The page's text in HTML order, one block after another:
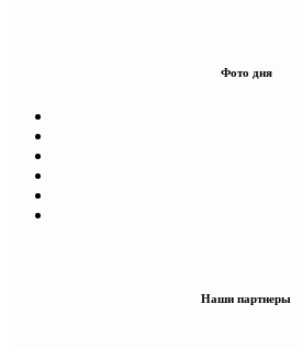
Фото дня
Наши партнеры